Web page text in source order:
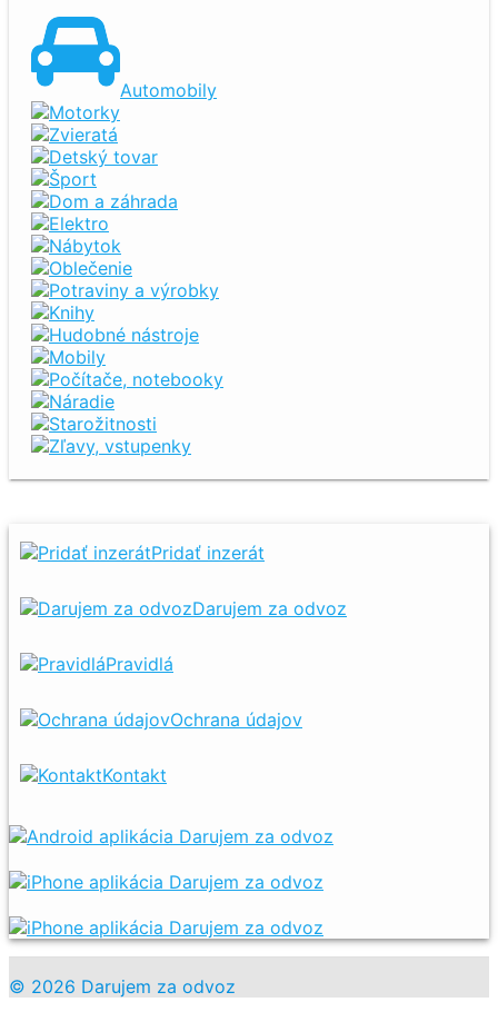
Automobily
Motorky
Zvieratá
Detský tovar
Šport
Dom a záhrada
Elektro
Nábytok
Oblečenie
Potraviny a výrobky
Knihy
Hudobné nástroje
Mobily
Počítače, notebooky
Náradie
Starožitnosti
Zľavy, vstupenky
Pridať inzerát
Darujem za odvoz
Pravidlá
Ochrana údajov
Kontakt
© 2026 Darujem za odvoz